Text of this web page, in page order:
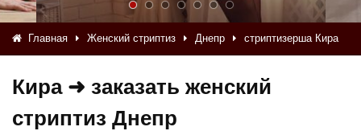
Главная Женский стриптиз Днепр стриптизерша Кира
Кира ➜ заказать женский
стриптиз Днепр